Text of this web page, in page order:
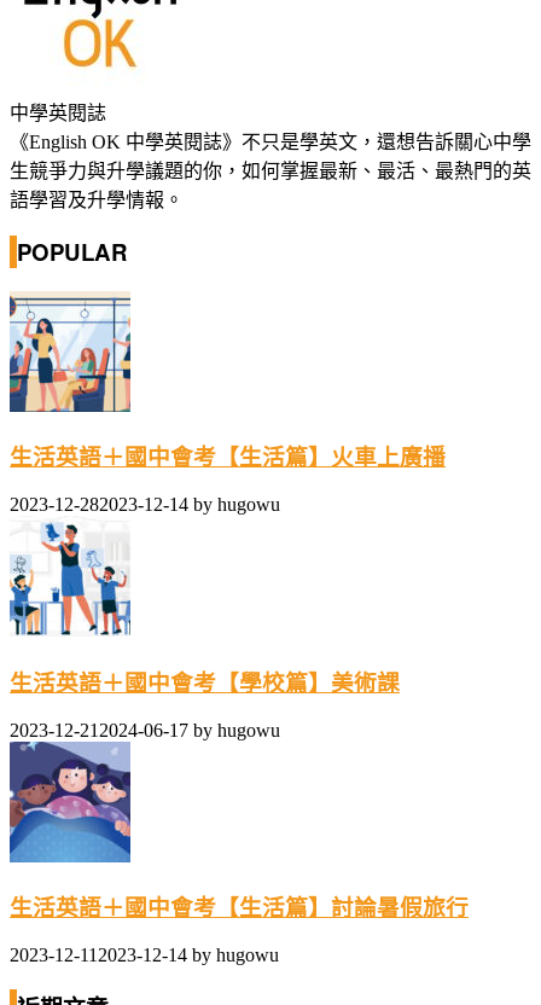
中學英閱誌
《English OK 中學英閱誌》不只是學英文，還想告訴關心中學
生競爭力與升學議題的你，如何掌握最新、最活、最熱門的英
語學習及升學情報。
POPULAR
生活英語＋國中會考【生活篇】火車上廣播
2023-12-282023-12-14 by hugowu
生活英語＋國中會考【學校篇】美術課
2023-12-21 2024-06-17 by hugowu
生活英語＋國中會考【生活篇】討論暑假旅行
2023-12-11 2023-12-14 by hugowu